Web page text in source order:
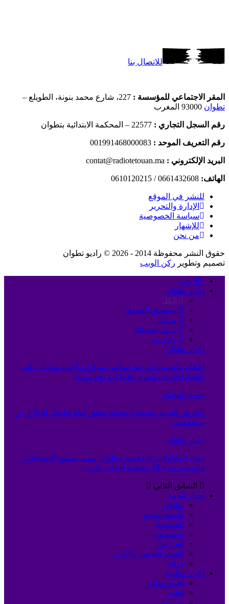
للاتصال بنا
المقر الاجتماعي للمؤسسة : 227، شارع محمد بنونة، الطويلع –
تطوان
رقم السجل التجاري : 22577 – المحكمة الابتدائية بتطوان
رقم التعريف الموحد : 001991468000083
البريد الإلكتروني : contat@radiotetouan.ma
الهاتف: 0661432608 / 0610120215
للنشر في الموقع
الإدارة والتحرير
سياسة الخصوصية
للإشهار
من نحن
حقوق النشر محفوظة 2014 - 2026 © راديو تطوان
تصميم وتطوير ركن الويب
الأولى
أخبار تطوان
الكل
المضيق الفنيدق
مرتيل
سبته المحتلة
وادي لو
أخبار تطوان
أحكام بالحبس في حق سائقي سيارات أجرة بتطوان على
خلفية أحداث الهجرة الجماعية نحو سبتة
سبته المحتلة
الحرس المدني بسبتة المحتلة يطلق قناة تواصل للإبلاغ عن
المفقودين
أخبار تطوان
اتحاد المقاولات الإعلامية بتطوان يشيد بصمود الصحافيين
والمصورين خلال تغطية أحداث باب…
السابق التالي
أخبار الجهة
تطوان
طنجة-أصيلة
الحسيمة
شفشاون
العرائش
القصر الصغير والكبير
وزان
أخبار وطنية
أخبار دولية
تعليم
سياسة